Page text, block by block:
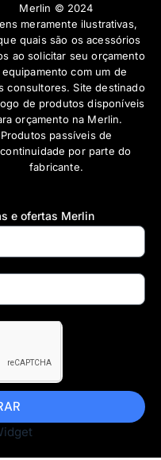
e ofertas Merlin
Merlin © 2024
meramente ilustrativas,
quais são os acessórios
ao solicitar seu orçamento
com um de
consultores. Site destinado
de produtos disponíveis
orçamento na Merlin.
Produtos passíveis de
por parte do
fabricante.